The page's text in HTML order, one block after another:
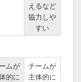
えるなど
協力しや
すい
ムが
的に
チームが
主体的に